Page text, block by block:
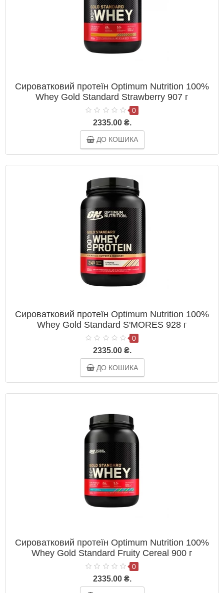
Сироватковий протеїн Optimum Nutrition 100%
Whey Gold Standard Strawberry 907 г
0
2335.00 ₴.
ДО КОШИКА
Сироватковий протеїн Optimum Nutrition 100%
Whey Gold Standard S'MORES 928 г
0
2335.00 ₴.
ДО КОШИКА
Сироватковий протеїн Optimum Nutrition 100%
Whey Gold Standard Fruity Cereal 900 г
0
2335.00 ₴.